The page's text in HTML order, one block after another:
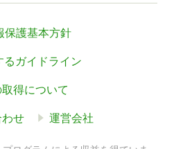
保護基本方針
ガイドライン
得について
せ 運営会社